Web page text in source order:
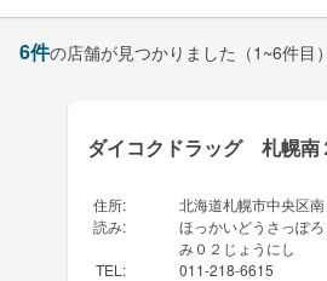
6件の店舗が見つかりました （1~6件目）
ダイコクドラッグ 札幌南
住所:
北海道札幌市中央区
読み:
ほっかいどうさっぽ
み０２じょうにし
TEL : 011-218-6615